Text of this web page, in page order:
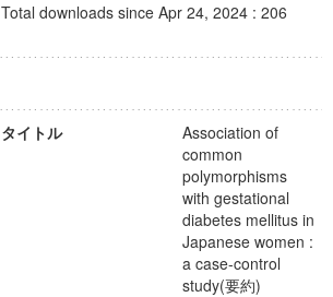
Total downloads since Apr 24, 2024 : 206
タイトル
Association of
common
polymorphisms
with gestational
diabetes mellitus in
Japanese women :
a case-control
study(要約)